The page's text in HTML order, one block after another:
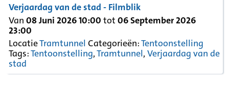
Verjaardag van de stad - Filmblik
Van08 Juni 2026 10:00 tot06 September 2026
23:00
LocatieTramtunnel Categorieën:Tentoonstelling
Tags:Tentoonstelling,Tramtunnel,Verjaardag van de
stad